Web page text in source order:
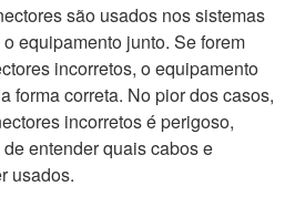
são usados nos sistemas
equipamento junto. Se forem
incorretos, o equipamento
forma correta. No pior dos casos,
incorretos é perigoso,
entender quais cabos e
usados.